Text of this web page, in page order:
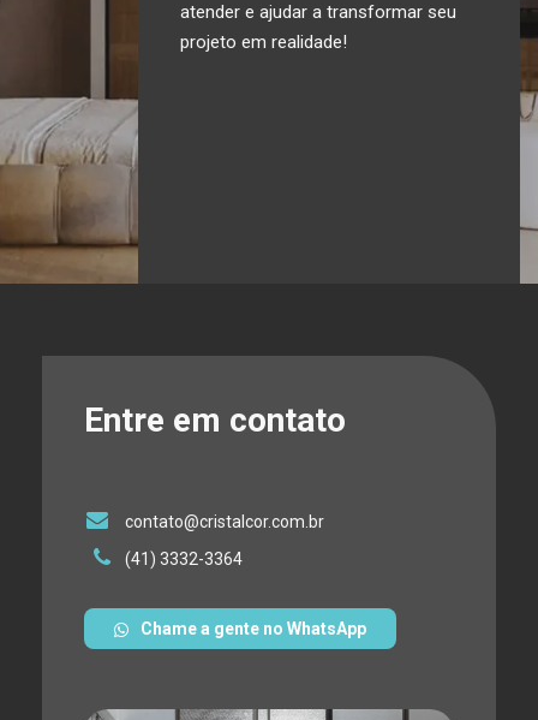
atender e ajudar a transformar seu
projeto em realidade!
Entre em contato
contato@cristalcor.com.br
(41) 3332-3364
Chame a gente no WhatsApp